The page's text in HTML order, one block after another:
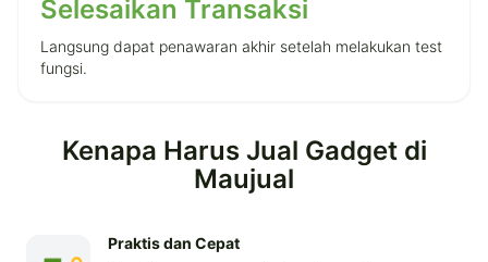
Selesaikan Transaksi
Langsung dapat penawaran akhir setelah melakukan test
fungsi.
Kenapa Harus Jual Gadget di
Maujual
Praktis dan Cepat